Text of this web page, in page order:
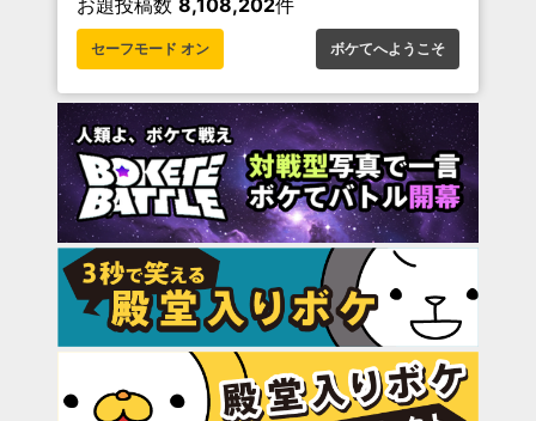
お題投稿数 8,108,202件
セーフモード オン ボケてへようこそ